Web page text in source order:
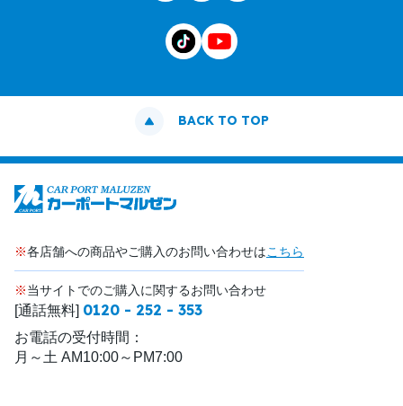
BACK TO TOP
※各店舗への商品やご購入のお問い合わせはこちら
※当サイトでのご購入に関するお問い合わせ
[通話無料] 0120 - 252 - 353
お電話の受付時間：
月～土 AM10:00～PM7:00